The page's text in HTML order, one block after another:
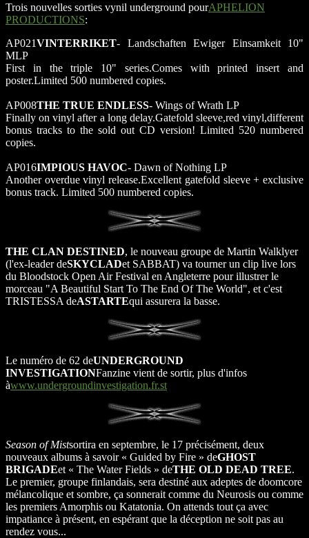
Trois nouvelles sorties vynil underground pourAPHELION
PRODUCTIONS:
AP021VINTERRIKET- Landschaften Ewiger Einsamkeit 10"
MLP
First in the triple 10" series.Comes with printed insert and
poster.Limited 500 numbered copies.
AP008THE TRUE ENDLESS- Wings of Wrath LP
Finally on vinyl after a long delay.Gatefold sleeve,red vinyl,different
bonus tracks to the sold out CD version! Limited 520 numbered
copies.
AP016IMPIOUS HAVOC- Dawn of Nothing LP
Another overdue vinyl release.Excellent gatefold sleeve + exclusive
bonus track. Limited 500 numbered copies.
THE CLAN DESTINED, le nouveau groupe de Martin Walklyer
(l'ex-leader deSKYCLADet SABBAT) va tourner un clip live lors
du Bloodstock Open Air Festival en Angleterre pour illustrer le
morceau "A Beautiful Start To The End Of The World", et c'est
TRISTESSA deASTARTEqui assurera la basse.
Le numéro de 62 deUNDERGROUND
INVESTIGATIONFanzine vient de sortir, plus d'infos
àwww.undergroundinvestigation.fr.st
Season of Mistsortira en septembre, le 17 précisément, deux
nouveaux albums à savoir « Guided by Fire » deGHOST
BRIGADEet « The Water Fields » deTHE OLD DEAD TREE.
Le premier, groupe finlandais, sera destiné aux adeptes de doomcore
mélancolique et sombre, ça sonnerait comme du Neurosis ou comme
les premiers Amorphis ou Katatonia. On attends tout ça avec
impatiance à présent, en espérant que la déception ne soit pas au
rendez vous...